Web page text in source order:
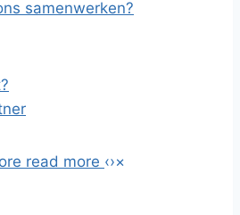
samenwerken?
read more ‹›×